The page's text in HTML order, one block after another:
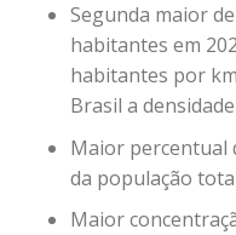
Segunda maior
habitantes em
habitantes por km
Brasil a
Maior percentual
da população
Maior